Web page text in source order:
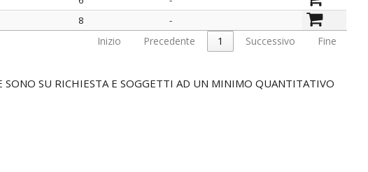
8
-
Inizio Precedente 1 Successivo Fine
SONO SU RICHIESTA E SOGGETTI AD UN MINIMO QUANTITATIVO